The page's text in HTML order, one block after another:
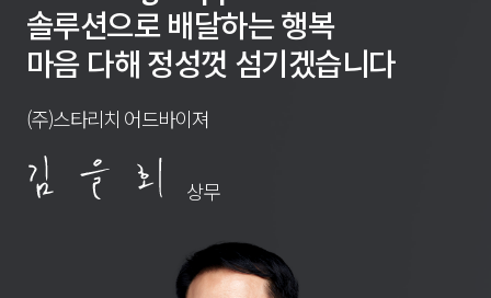
솔루션으로 배달하는 행복
마음 다해 정성껏 섬기겠습니다
(주)스타리치 어드바이져
상무